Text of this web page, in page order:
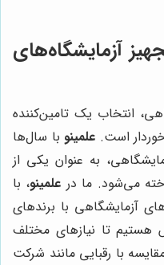
آزمایشگاه‌های
انتخاب یک تامین‌کننده
است. علمینو با سال‌ها
به عنوان یکی از
می‌شود. ما در علمینو، با
آزمایشگاهی با برندهای
هستیم تا نیازهای مختلف
با رقبایی مانند شرکت